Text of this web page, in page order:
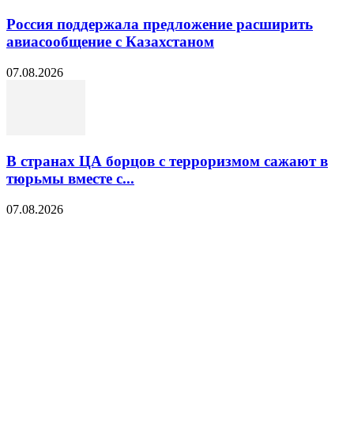
Россия поддержала предложение расширить
авиасообщение с Казахстаном
07.08.2026
В странах ЦА борцов с терроризмом сажают в
тюрьмы вместе с...
07.08.2026